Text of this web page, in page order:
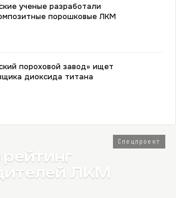
ученые разработали
порошковые ЛКМ
пороховой завод» ищет
диоксида титана
Спецпроект
ЛКМ